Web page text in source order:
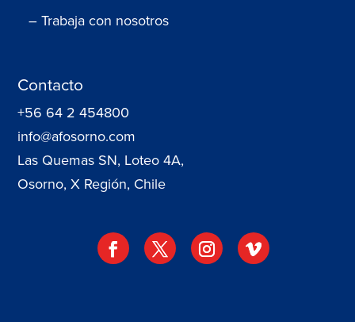
– Trabaja con nosotros
Contacto
+56 64 2 454800
info@afosorno.com
Las Quemas SN, Loteo 4A,
Osorno, X Región, Chile